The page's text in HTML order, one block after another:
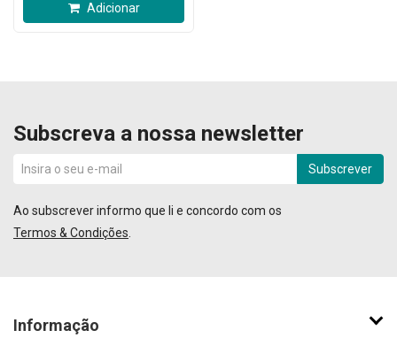
Adicionar
Subscreva a nossa newsletter
Subscrever
Ao subscrever informo que li e concordo com os
Termos & Condições
Informação